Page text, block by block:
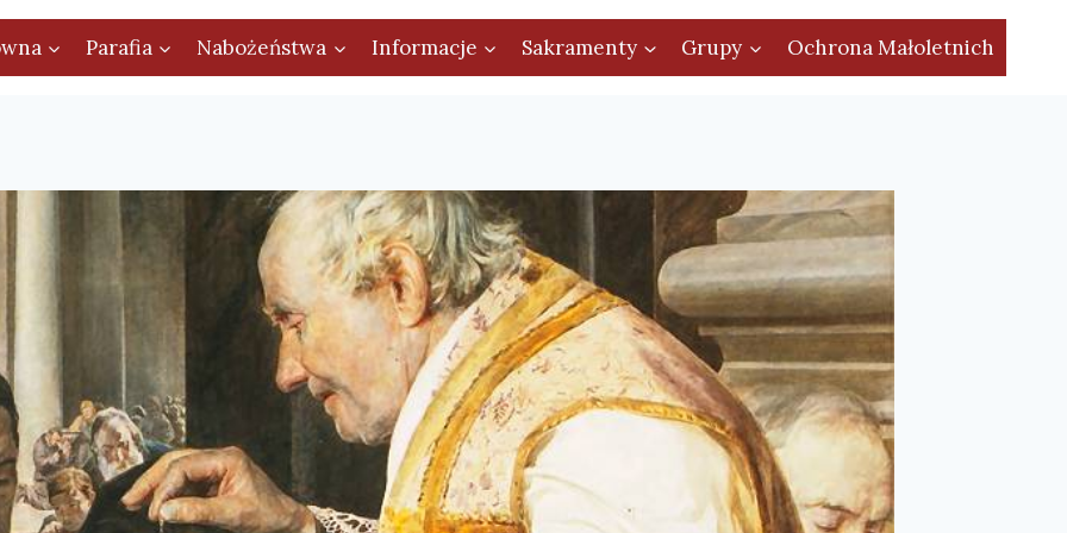
Parafia Nabożeństwa Informacje Sakramenty Grupy Ochrona Małoletnich